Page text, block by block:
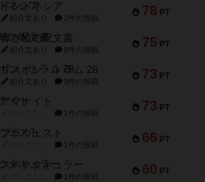
78 PT
インドネシア
紹介文あり 2件の投稿
75 PT
宵と暁の呪文書
紹介文あり 8件の投稿
73 PT
リスボン・トラム 28
紹介文あり 9件の投稿
73 PT
アマナイト
1件の投稿
66 PT
ブラヴェスト
1件の投稿
60 PT
スペクタキュラー
1件の投稿